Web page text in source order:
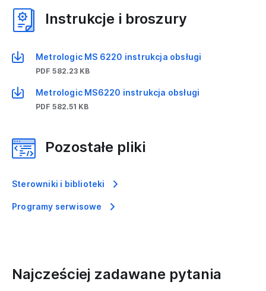
Najcześciej zadawane pytania
Instrukcje i broszury
Metrologic MS 6220 instrukcja obsługi
PDF 582.23 KB
Metrologic MS6220 instrukcja obsługi
PDF 582.51 KB
Pozostałe pliki
Sterowniki i biblioteki
Programy serwisowe